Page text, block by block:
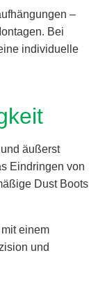
–
Bei
individuelle
äußerst
Eindringen von
Dust Boots
einem
und